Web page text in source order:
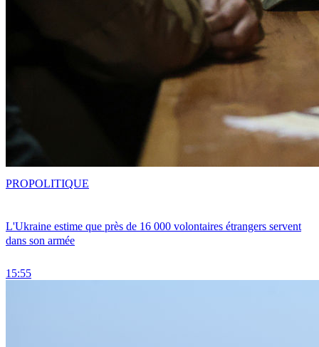
L'Ukraine estime que près de 16 000 volontaires étrangers servent
dans son armée
15:55
PROPOLITIQUE